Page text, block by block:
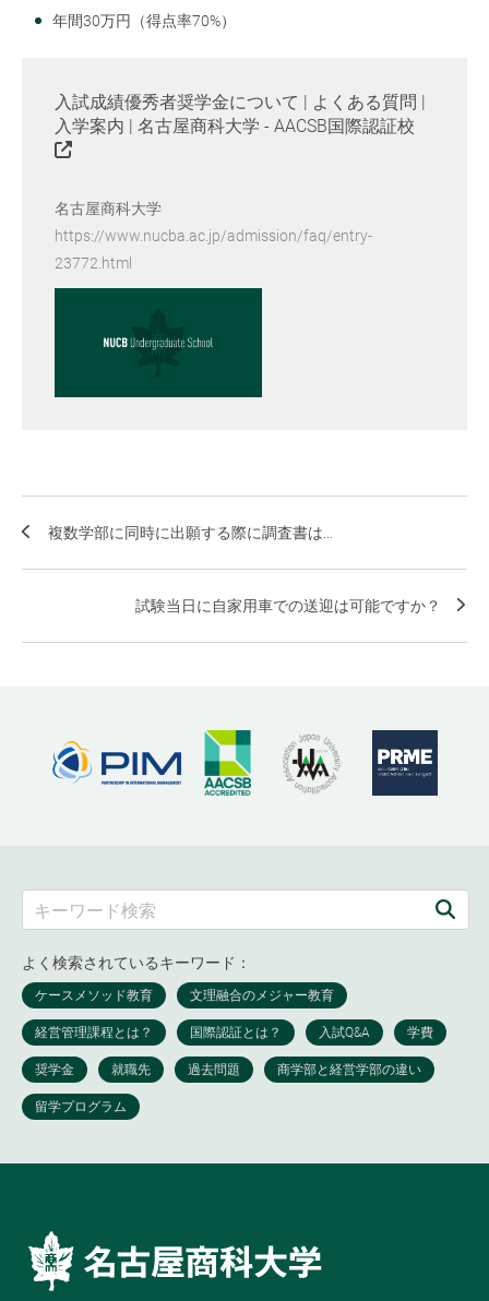
年間30万円（得点率70%）
入試成績優秀者奨学金について | よくある質問 |
入学案内 | 名古屋商科大学 - AACSB国際認証校
名古屋商科大学
https://www.nucba.ac.jp/admission/faq/entry-
23772.html
複数学部に同時に出願する際に調査書は...
試験当日に自家用車での送迎は可能ですか？
よく検索されているキーワード：